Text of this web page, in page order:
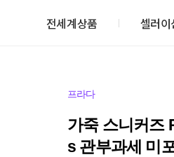
전세계상품 셀러이
프라다
가죽 스니커즈
s 관부과세 미